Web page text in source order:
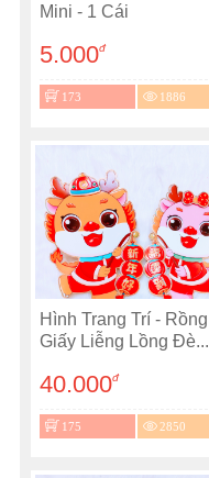
Mini - 1 Cái
5.000đ
173 1886
Hình Trang Trí - Rồng
Giấy Liễng Lồng Đè...
40.000đ
175 2850